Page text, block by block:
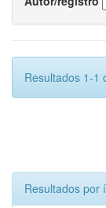
Resultados 1-1
Resultados por